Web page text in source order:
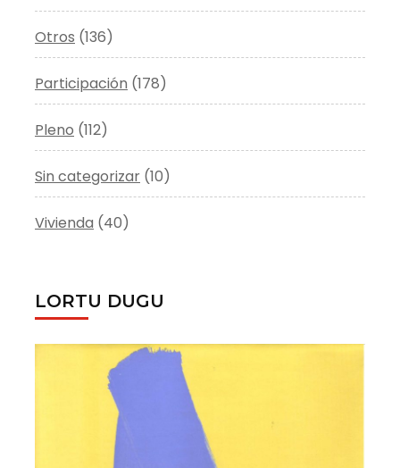
Otros (136)
Participación (178)
Pleno (112)
Sin categorizar (10)
Vivienda (40)
LORTU DUGU